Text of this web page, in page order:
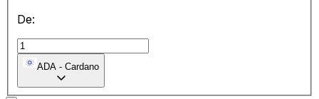
De:
ADA - Cardano